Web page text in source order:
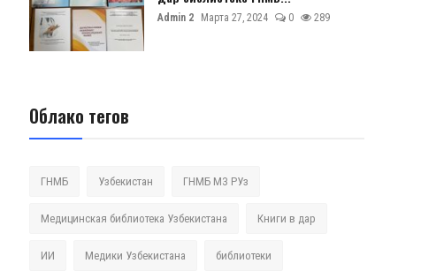
Admin 2 Марта 27, 2024 0 289
Облако тегов
ГНМБ Узбекистан ГНМБ МЗ РУз
Медицинская библиотека Узбекистана Книги в дар
ИИ Медики Узбекистана библиотеки